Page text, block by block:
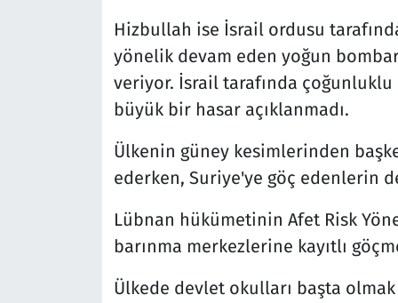
Hizbullah ise İsrail ordusu
yönelik devam eden yoğun
veriyor. İsrail tarafında
büyük bir hasar açıklanmadı.
Ülkenin güney kesimlerinden
ederken, Suriye'ye göç edenlerin
Lübnan hükümetinin Afet Risk
barınma merkezlerine kayıtlı
Ülkede devlet okulları başta